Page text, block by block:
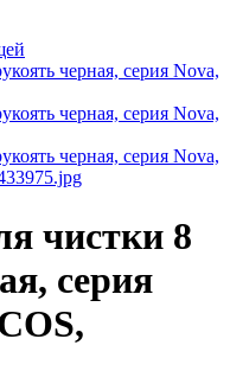
чистки 8
серия